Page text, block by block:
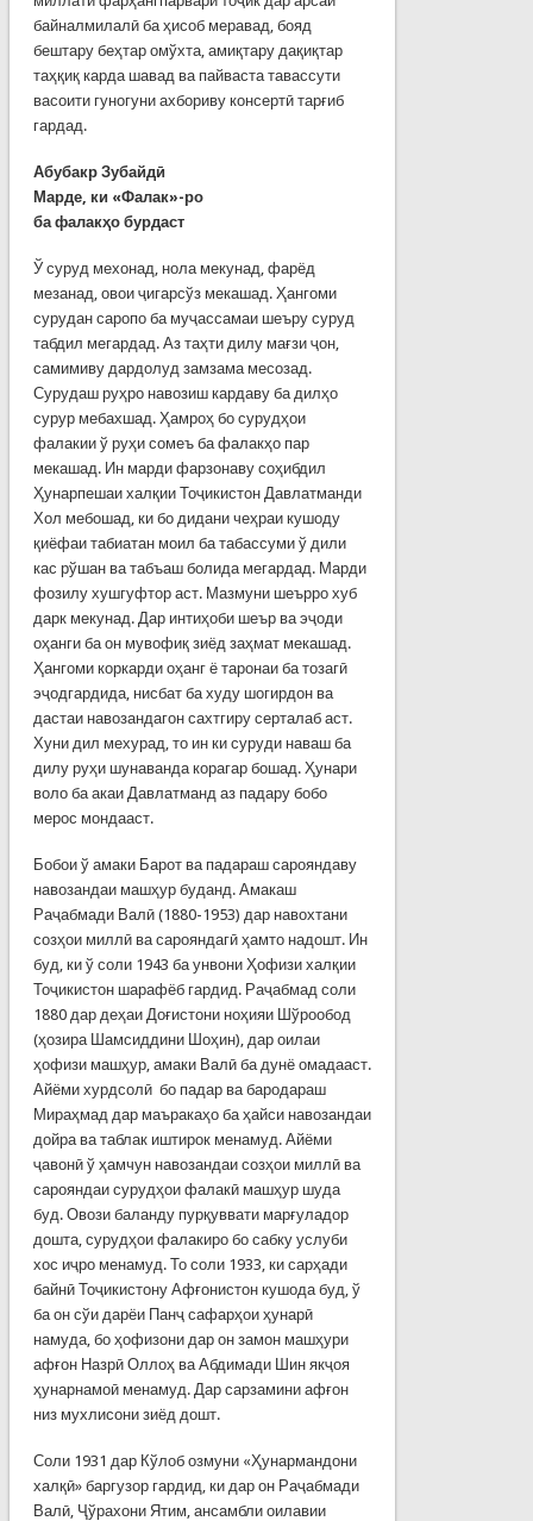
байналмилалӣ ба ҳисоб меравад, бояд
бештару беҳтар омўхта, амиқтару дақиқтар
таҳқиқ карда шавад ва пайваста тавассути
васоити гуногуни ахбориву консертӣ тарғиб
гардад.
Абубакр Зубайдӣ
Марде, ки «Фалак»-ро
ба фалакҳо бурдаст
Ў суруд мехонад, нола мекунад, фарёд
мезанад, овои ҷигарсўз мекашад. Ҳангоми
сурудан саропо ба муҷассамаи шеъру суруд
табдил мегардад. Аз таҳти дилу мағзи ҷон,
самимиву дардолуд замзама месозад.
Сурудаш руҳро навозиш кардаву ба дилҳо
сурур мебахшад. Ҳамроҳ бо сурудҳои
фалакии ў руҳи сомеъ ба фалакҳо пар
мекашад. Ин марди фарзонаву соҳибдил
Ҳунарпешаи халқии Тоҷикистон Давлатманди
Хол мебошад, ки бо дидани чеҳраи кушоду
қиёфаи табиатан моил ба табассуми ў дили
кас рўшан ва табъаш болида мегардад. Марди
фозилу хушгуфтор аст. Мазмуни шеърро хуб
дарк мекунад. Дар интиҳоби шеър ва эҷоди
оҳанги ба он мувофиқ зиёд заҳмат мекашад.
Ҳангоми коркарди оҳанг ё таронаи ба тозагӣ
эҷодгардида, нисбат ба худу шогирдон ва
дастаи навозандагон сахтгиру серталаб аст.
Хуни дил мехурад, то ин ки суруди наваш ба
дилу руҳи шунаванда корагар бошад. Ҳунари
воло ба акаи Давлатманд аз падару бобо
мерос мондааст.
Бобои ў амаки Барот ва падараш сарояндаву
навозандаи машҳур буданд. Амакаш
Раҷабмади Валӣ (1880-1953) дар навохтани
созҳои миллӣ ва сарояндагӣ ҳамто надошт. Ин
буд, ки ў соли 1943 ба унвони Ҳофизи халқии
Тоҷикистон шарафёб гардид. Раҷабмад соли
1880 дар деҳаи Доғистони ноҳияи Шўрообод
(ҳозира Шамсиддини Шоҳин), дар оилаи
ҳофизи машҳур, амаки Валӣ ба дунё омадааст.
Айёми хурдсолӣ бо падар ва бародараш
Мираҳмад дар маъракаҳо ба ҳайси навозандаи
дойра ва таблак иштирок менамуд. Айёми
ҷавонӣ ў ҳамчун навозандаи созҳои миллӣ ва
сарояндаи сурудҳои фалакӣ машҳур шуда
буд. Овози баланду пурқуввати марғуладор
дошта, сурудҳои фалакиро бо сабку услуби
хос иҷро менамуд. То соли 1933, ки сарҳади
байнӣ Тоҷикистону Афғонистон кушода буд, ў
ба он сўи дарёи Панҷ сафарҳои ҳунарӣ
намуда, бо ҳофизони дар он замон машҳури
афғон Назрӣ Оллоҳ ва Абдимади Шин якҷоя
ҳунарнамоӣ менамуд. Дар сарзамини афғон
низ мухлисони зиёд дошт.
Соли 1931 дар Кўлоб озмуни «Ҳунармандони
халқӣ» баргузор гардид, ки дар он Раҷабмади
Валӣ, Ҷўрахони Ятим, ансамбли оилавии